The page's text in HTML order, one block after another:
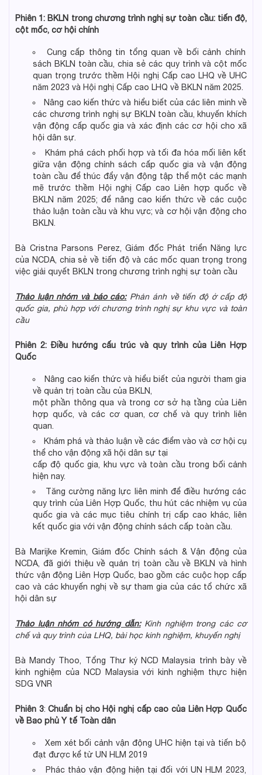
Phiên 1: BKLN trong chương trình nghị sự toàn cầu: tiến độ,
cột mốc, cơ hội chính
Cung cấp thông tin tổng quan về bối cảnh chính
sách BKLN toàn cầu, chia sẻ các quy trình và cột mốc
quan trọng trước thềm Hội nghị Cấp cao LHQ về UHC
năm 2023 và Hội nghị Cấp cao LHQ về BKLN năm 2025.
Nâng cao kiến thức và hiểu biết của các liên minh về
các chương trình nghị sự BKLN toàn cầu, khuyến khích
vận động cấp quốc gia và xác định các cơ hội cho xã
hội dân sự.
Khám phá cách phối hợp và tối đa hóa mối liên kết
giữa vận động chính sách cấp quốc gia và vận động
toàn cầu để thúc đẩy vận động tập thể một các mạnh
mẽ trước thềm Hội nghị Cấp cao Liên hợp quốc về
BKLN năm 2025; để nâng cao kiến thức về các cuộc
thảo luận toàn cầu và khu vực; và cơ hội vận động cho
BKLN.
Bà Cristna Parsons Perez, Giám đốc Phát triển Năng lực
của NCDA, chia sẻ về tiến độ và các mốc quan trọng trong
việc giải quyết BKLN trong chương trình nghị sự toàn cầu
Thảo luận nhóm và báo cáo: Phản ánh về tiến độ ở cấp độ
quốc gia, phù hợp với chương trình nghị sự khu vực và toàn
cầu
Phiên 2: Điều hướng cấu trúc và quy trình của Liên Hợp
Quốc
Nâng cao kiến thức và hiểu biết của người tham gia
về quản trị toàn cầu của BKLN,
một phần thông qua và trong cơ sở hạ tầng của Liên
hợp quốc, và các cơ quan, cơ chế và quy trình liên
quan.
Khám phá và thảo luận về các điểm vào và cơ hội cụ
thể cho vận động xã hội dân sự tại
cấp độ quốc gia, khu vực và toàn cầu trong bối cảnh
hiện nay.
Tăng cường năng lực liên minh để điều hướng các
quy trình của Liên Hợp Quốc, thu hút các nhiệm vụ của
quốc gia và các mục tiêu chính trị cấp cao khác, liên
kết quốc gia với vận động chính sách cấp toàn cầu.
Bà Marijke Kremin, Giám đốc Chính sách & Vận động của
NCDA, đã giới thiệu về quản trị toàn cầu về BKLN và hình
thức vận động Liên Hợp Quốc, bao gồm các cuộc họp cấp
cao và các khuyến nghị về sự tham gia của các tổ chức xã
hội dân sự
Thảo luận nhóm có hướng dẫn:Kinh nghiệm trong các cơ
chế và quy trình của LHQ, bài học kinh nghiệm, khuyến nghị
Bà Mandy Thoo, Tổng Thư ký NCD Malaysia trình bày về
kinh nghiệm của NCD Malaysia với kinh nghiệm thực hiện
SDG VNR
Phiên 3:Chuẩn bị cho Hội nghị cấp cao của Liên Hợp Quốc
về Bao phủ Y tế Toàn dân
Xem xét bối cảnh vận động UHC hiện tại và tiến bộ
đạt được kể từ UN HLM 2019
Phác thảo vận động hiện tại đối với UN HLM 2023,